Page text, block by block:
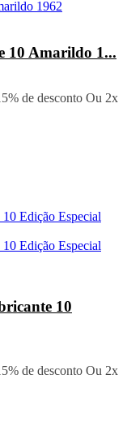
10 Amarildo 1...
de desconto Ou 2x
10
de desconto Ou 2x